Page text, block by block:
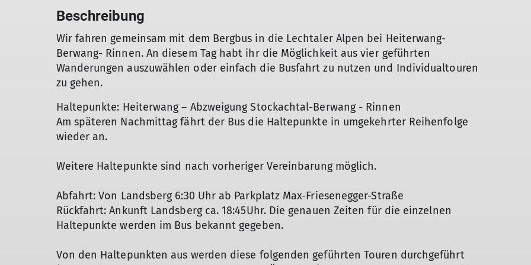
Beschreibung
Wir fahren gemeinsam mit dem Bergbus in die Lechtaler Alpen bei Heiterwang-
Berwang- Rinnen. An diesem Tag habt ihr die Möglichkeit aus vier geführten
Wanderungen auszuwählen oder einfach die Busfahrt zu nutzen und Individualtouren
zu gehen.
Haltepunkte: Heiterwang – Abzweigung Stockachtal-Berwang - Rinnen
Am späteren Nachmittag fährt der Bus die Haltepunkte in umgekehrter Reihenfolge
wieder an.
Weitere Haltepunkte sind nach vorheriger Vereinbarung möglich.
Abfahrt: Von Landsberg 6:30 Uhr ab Parkplatz Max-Friesenegger-Straße
Rückfahrt: Ankunft Landsberg ca. 18:45Uhr. Die genauen Zeiten für die einzelnen
Haltepunkte werden im Bus bekannt gegeben.
Von den Haltepunkten aus werden diese folgenden geführten Touren durchgeführt